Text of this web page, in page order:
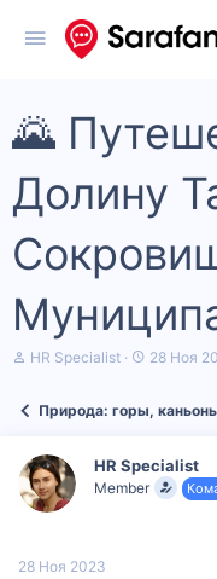
🌄
Долину
А
т
е
м
ы
HR Specialist
Д
а
ч
а
28 Ноя
Природа: горы,
HR Specialist
Member
28 Ноя 2023